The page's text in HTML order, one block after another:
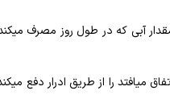
آبی که در طول روز مصرف
میافتد را از طریق ادرار دفع